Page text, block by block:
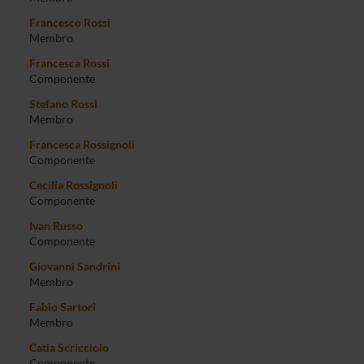
Francesco Rossi
Membro
Francesca Rossi
Componente
Stefano Rossi
Membro
Francesca Rossignoli
Componente
Cecilia Rossignoli
Componente
Ivan Russo
Componente
Giovanni Sandrini
Membro
Fabio Sartori
Membro
Catia Scricciolo